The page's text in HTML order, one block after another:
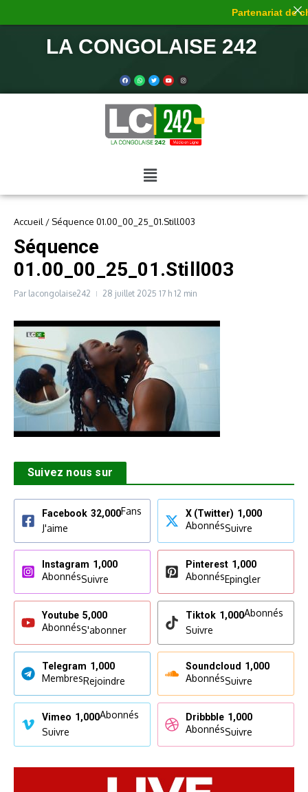
LA CONGOLAISE 242
Accueil / Séquence 01.00_00_25_01.Still003
Séquence
01.00_00_25_01.Still003
Par lacongolaise242 28 juillet 2025 17 h 12 min
Suivez nous sur
Facebook 32,000Fans
J'aime
X (Twitter) 1,000
AbonnésSuivre
Instagram 1,000
AbonnésSuivre
Pinterest 1,000
AbonnésEpingler
Youtube 5,000
AbonnésS'abonner
Tiktok 1,000Abonnés
Suivre
Telegram 1,000
MembresRejoindre
Soundcloud 1,000
AbonnésSuivre
Vimeo 1,000Abonnés
Suivre
Dribbble 1,000
AbonnésSuivre
Partenariat de